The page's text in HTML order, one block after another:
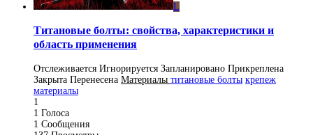
L
Титановые болты: свойства, характеристики и
область применения
Отслеживается Игнорируется Запланировано Прикреплена
Закрыта Перенесена Материалы титановые болты крепеж
материалы
1
1 Голоса
1 Сообщения